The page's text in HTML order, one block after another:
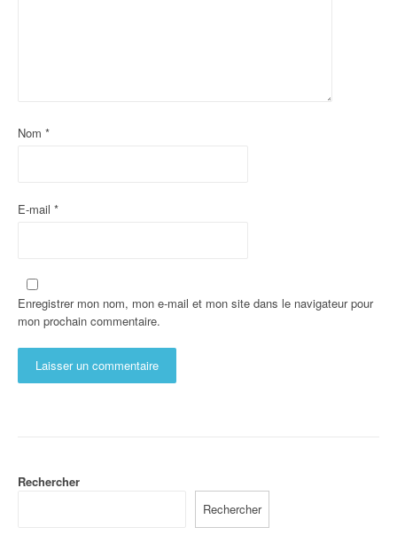
Nom *
E-mail *
Enregistrer mon nom, mon e-mail et mon site dans le navigateur pour
mon prochain commentaire.
Rechercher
Rechercher